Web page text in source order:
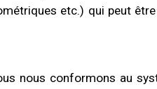
etc.) qui peut
nous conformons au